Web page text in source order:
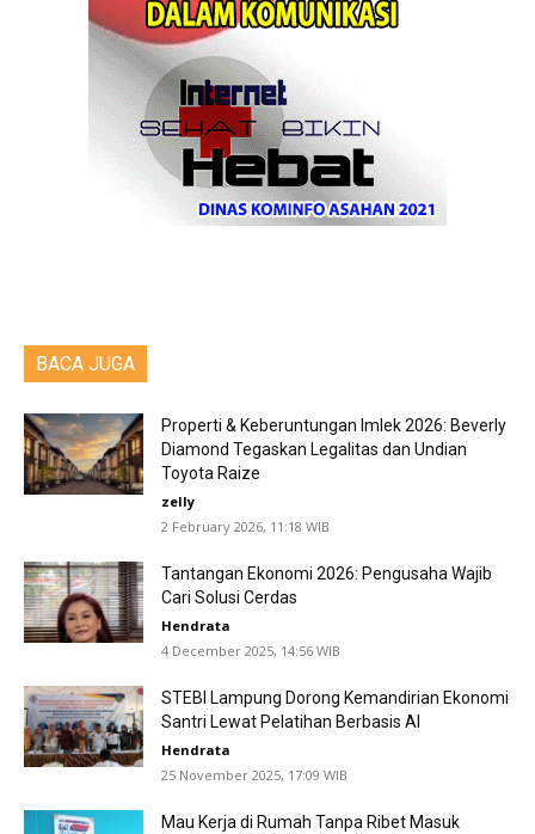
BACA JUGA
‎Properti & Keberuntungan Imlek 2026: Beverly
‎Diamond Tegaskan Legalitas dan Undian
Toyota Raize
zelly
2 February 2026, 11:18 WIB
Tantangan Ekonomi 2026: Pengusaha Wajib
Cari Solusi Cerdas
Hendrata
4 December 2025, 14:56 WIB
STEBI Lampung Dorong Kemandirian Ekonomi
Santri Lewat Pelatihan Berbasis AI
Hendrata
25 November 2025, 17:09 WIB
Mau Kerja di Rumah Tanpa Ribet Masuk